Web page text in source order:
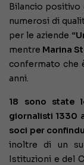
Bilancio positivo
numerosi di
per le aziende
mentre Marina
confermato che
anni.
18 sono state
giornalisti 1330
soci per
inoltre di un
Istituzioni e del